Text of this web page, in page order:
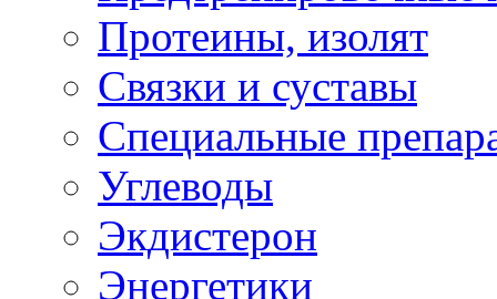
Протеины, изолят
Связки и суставы
Специальные
Углеводы
Экдистерон
Энергетики